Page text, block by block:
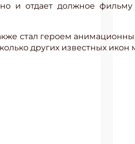
и отдает должное фильму
стал героем
других известных